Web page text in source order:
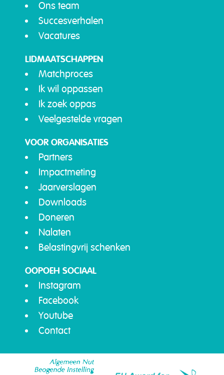
Ons team
Succesverhalen
Vacatures
LIDMAATSCHAPPEN
Matchproces
Ik wil oppassen
Ik zoek oppas
Veelgestelde vragen
VOOR ORGANISATIES
Partners
Impactmeting
Jaarverslagen
Downloads
Doneren
Nalaten
Belastingvrij schenken
OOPOEH SOCIAAL
Instagram
Facebook
Youtube
Contact